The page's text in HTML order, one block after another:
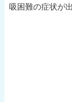
吸困難の症状が